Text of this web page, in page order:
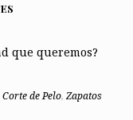
que queremos?
Corte de Pelo, Zapatos